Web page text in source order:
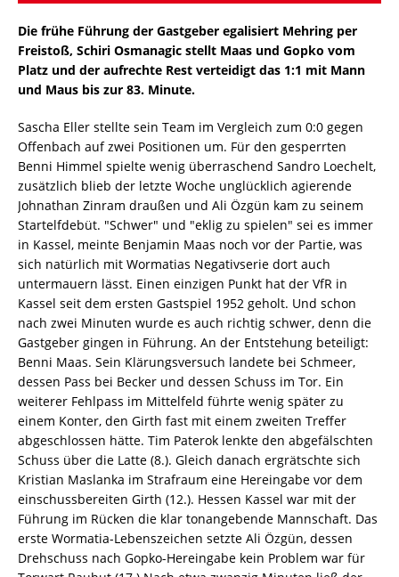
Die frühe Führung der Gastgeber egalisiert Mehring per
Freistoß, Schiri Osmanagic stellt Maas und Gopko vom
Platz und der aufrechte Rest verteidigt das 1:1 mit Mann
und Maus bis zur 83. Minute.
Sascha Eller stellte sein Team im Vergleich zum 0:0 gegen
Offenbach auf zwei Positionen um. Für den gesperrten
Benni Himmel spielte wenig überraschend Sandro Loechelt,
zusätzlich blieb der letzte Woche unglücklich agierende
Johnathan Zinram draußen und Ali Özgün kam zu seinem
Startelfdebüt. "Schwer" und "eklig zu spielen" sei es immer
in Kassel, meinte Benjamin Maas noch vor der Partie, was
sich natürlich mit Wormatias Negativserie dort auch
untermauern lässt. Einen einzigen Punkt hat der VfR in
Kassel seit dem ersten Gastspiel 1952 geholt. Und schon
nach zwei Minuten wurde es auch richtig schwer, denn die
Gastgeber gingen in Führung. An der Entstehung beteiligt:
Benni Maas. Sein Klärungsversuch landete bei Schmeer,
dessen Pass bei Becker und dessen Schuss im Tor. Ein
weiterer Fehlpass im Mittelfeld führte wenig später zu
einem Konter, den Girth fast mit einem zweiten Treffer
abgeschlossen hätte. Tim Paterok lenkte den abgefälschten
Schuss über die Latte (8.). Gleich danach ergrätschte sich
Kristian Maslanka im Strafraum eine Hereingabe vor dem
einschussbereiten Girth (12.). Hessen Kassel war mit der
Führung im Rücken die klar tonangebende Mannschaft. Das
erste Wormatia-Lebenszeichen setzte Ali Özgün, dessen
Drehschuss nach Gopko-Hereingabe kein Problem war für